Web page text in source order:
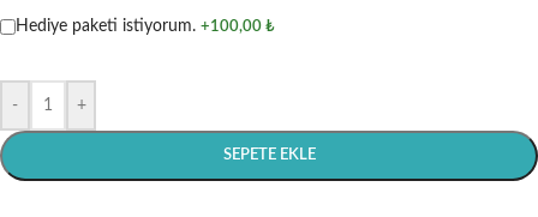
Hediye paketi istiyorum. +100,00 ₺
- +
SEPETE EKLE